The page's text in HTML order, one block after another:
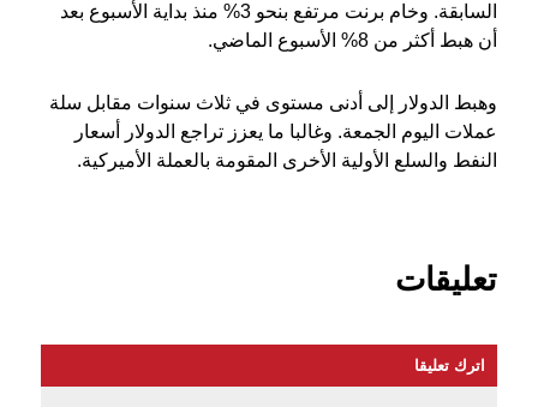
السابقة. وخام برنت مرتفع بنحو 3% منذ بداية الأسبوع بعد
أن هبط أكثر من 8% الأسبوع الماضي.
وهبط الدولار إلى أدنى مستوى في ثلاث سنوات مقابل سلة
عملات اليوم الجمعة. وغالبا ما يعزز تراجع الدولار أسعار
النفط والسلع الأولية الأخرى المقومة بالعملة الأميركية.
تعليقات
اترك تعليقا